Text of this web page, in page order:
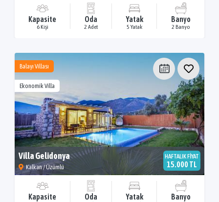
Kapasite
6 Kişi
Oda
2 Adet
Yatak
5 Yatak
Banyo
2 Banyo
Balayı Villası
Ekonomik Villa
Villa Gelidonya
Kalkan / Üzümlü
HAFTALIK FİYAT
15.000 TL
Kapasite Oda Yatak Banyo